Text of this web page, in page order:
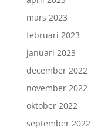
mars 2023
februari 2023
januari 2023
december 2022
november 2022
oktober 2022
september 2022